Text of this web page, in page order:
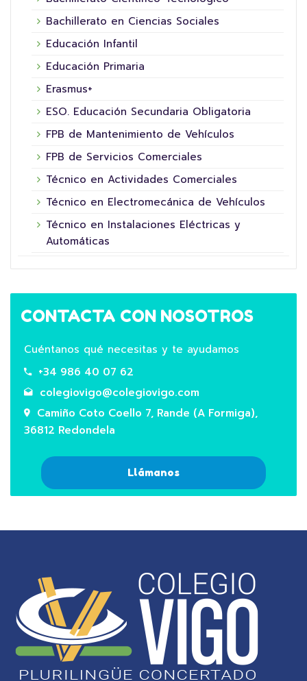
Bachillerato en Ciencias Sociales
Educación Infantil
Educación Primaria
Erasmus+
ESO. Educación Secundaria Obligatoria
FPB de Mantenimiento de Vehículos
FPB de Servicios Comerciales
Técnico en Actividades Comerciales
Técnico en Electromecánica de Vehículos
Técnico en Instalaciones Eléctricas y
Automáticas
CONTACTA CON NOSOTROS
Cuéntanos qué necesitas y te ayudamos
+34 986 40 07 62
colegiovigo@colegiovigo.com
Camiño Coto Coello 7, Rande (A Formiga),
36812 Redondela
Llámanos